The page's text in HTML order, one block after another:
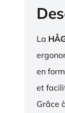
La
en
et
Grâce